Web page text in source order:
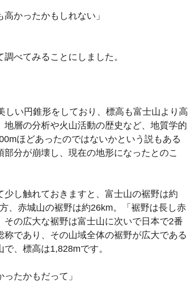
かったかもしれない」
べてみることにしました。
い円錐形をしており、標高も富士山より高
層の分析や火山活動の歴史など、地質学的
ほどあったのではないかという説もある
分が崩壊し、現在の地形になったとのこ
し触れておきますと、富士山の裾野は約
、赤城山の裾野は約26km。「裾野は長し赤
の広大な裾野は富士山に次いで日本で2番
であり、その山域全体の裾野が広大である
、標高は1,828mです。
たかもだって」